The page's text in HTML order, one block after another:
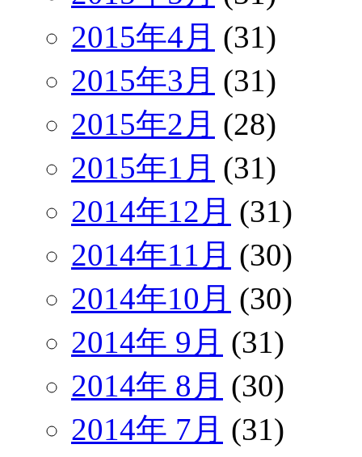
2015年4月 (31)
2015年3月 (31)
2015年2月 (28)
2015年1月 (31)
2014年12月 (31)
2014年11月 (30)
2014年10月 (30)
2014年 9月 (31)
2014年 8月 (30)
2014年 7月 (31)